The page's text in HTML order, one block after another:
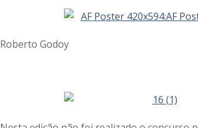
Roberto Godoy